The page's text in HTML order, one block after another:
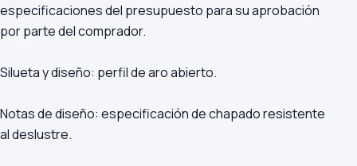
especificaciones del presupuesto para su aprobación
por parte del comprador.
Silueta y diseño: perfil de aro abierto.
Notas de diseño: especificación de chapado resistente
al deslustre.